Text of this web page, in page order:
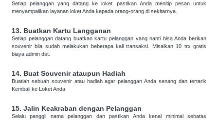
Setiap pelanggan yang datang ke loket. pastikan Anda menitip pesan untuk
menyampaiikan layanan loket Anda kepada orang-orang di sekitarnya.
13. Buatkan Kartu Langganan
Setiap pelanggan datang buatkan kartu pelanggan yang nanti bisa Anda berikan
souvenir bila sudah melakukan beberapa kali transaksi. Misalkan 10 trx gratis
biaya admin dst.
14. Buat Souvenir ataupun Hadiah
Buatlah sebuah souvenir atau hadiah agar pelanggan Anda senang dan tertarik
Kembali ke Loket Anda.
15. Jalin Keakraban dengan Pelanggan
Selalu panggil nama pelanggan dan pastikan Anda kenal minimal sebatas